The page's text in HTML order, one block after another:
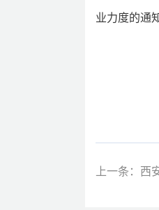
业力度的通
上一条：西